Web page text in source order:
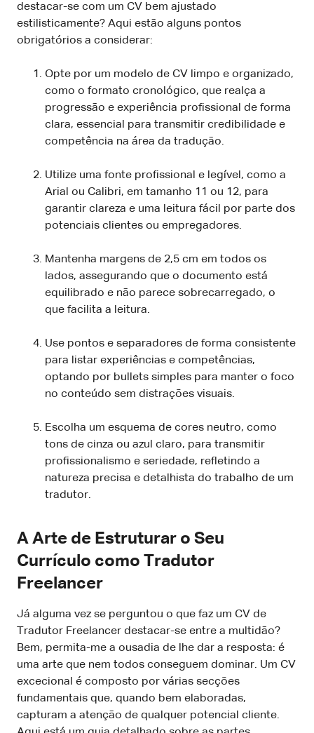
destacar-se com um CV bem ajustado
estilisticamente? Aqui estão alguns pontos
obrigatórios a considerar:
Opte por um modelo de CV limpo e organizado,
como o formato cronológico, que realça a
progressão e experiência profissional de forma
clara, essencial para transmitir credibilidade e
competência na área da tradução.
Utilize uma fonte profissional e legível, como a
Arial ou Calibri, em tamanho 11 ou 12, para
garantir clareza e uma leitura fácil por parte dos
potenciais clientes ou empregadores.
Mantenha margens de 2,5 cm em todos os
lados, assegurando que o documento está
equilibrado e não parece sobrecarregado, o
que facilita a leitura.
Use pontos e separadores de forma consistente
para listar experiências e competências,
optando por bullets simples para manter o foco
no conteúdo sem distrações visuais.
Escolha um esquema de cores neutro, como
tons de cinza ou azul claro, para transmitir
profissionalismo e seriedade, refletindo a
natureza precisa e detalhista do trabalho de um
tradutor.
A Arte de Estruturar o Seu
Currículo como Tradutor
Freelancer
Já alguma vez se perguntou o que faz um CV de
Tradutor Freelancer destacar-se entre a multidão?
Bem, permita-me a ousadia de lhe dar a resposta: é
uma arte que nem todos conseguem dominar. Um CV
excecional é composto por várias secções
fundamentais que, quando bem elaboradas,
capturam a atenção de qualquer potencial cliente.